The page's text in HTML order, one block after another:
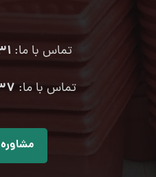
تماس با ما:
تماس با ما: